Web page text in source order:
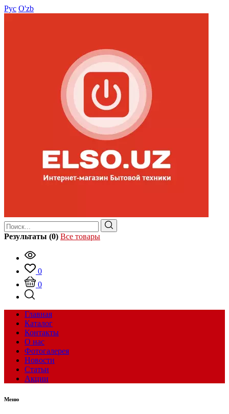
Рус O'zb
Результаты (0) Все товары
0
0
Главная
Каталог
Контакты
О нас
Фотогалерея
Новости
Статьи
Акции
Меню